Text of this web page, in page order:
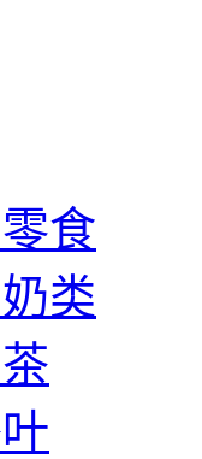
食
类